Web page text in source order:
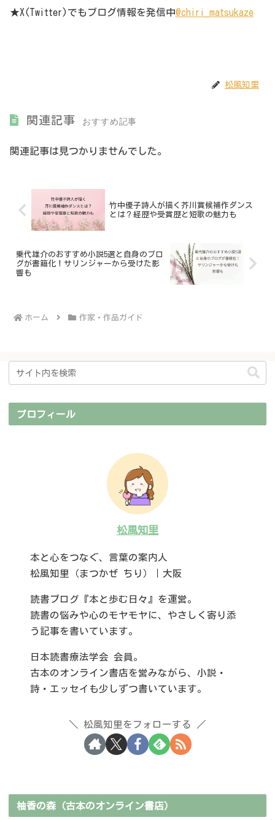
★X(Twitter)でもブログ情報を発信中@chiri_matsukaze
松風知里
関連記事 おすすめ記事
関連記事は見つかりませんでした。
竹中優子詩人が描く芥川賞候補作ダンス
とは？経歴や受賞歴と短歌の魅力も
乗代雄介のおすすめ小説5選と自身のブロ
グが書籍化！サリンジャーから受けた影
響も
ホーム 作家・作品ガイド
プロフィール
松風知里
本と心をつなぐ、言葉の案内人
松風知里（まつかぜ ちり）｜大阪
読書ブログ『本と歩む日々』を運営。
読書の悩みや心のモヤモヤに、やさしく寄り添
う記事を書いています。
日本読書療法学会 会員。
古本のオンライン書店を営みながら、小説・
詩・エッセイも少しずつ書いています。
松風知里をフォローする
柚香の森（古本のオンライン書店）